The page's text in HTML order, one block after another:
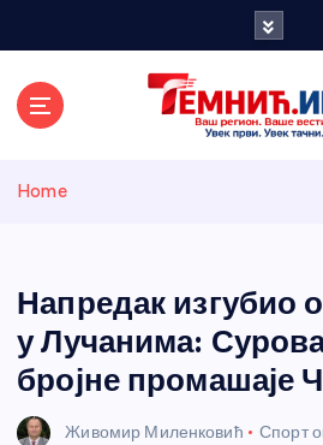
и
Home
Напредак изгубио
у Лучанима:
бројне промашаје
Живомир Миленковић Спорт